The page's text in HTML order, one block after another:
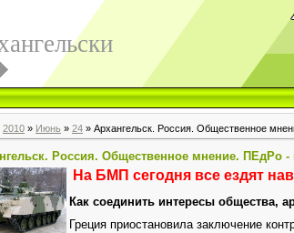
2010 » Июнь » 24 » Архангельск. Россия. Общественное
Россия. Общественное мнение. ПЕдРо
На БМП сегодня все ездят
Как соединить интересы общества,
Греция приостановила заключение